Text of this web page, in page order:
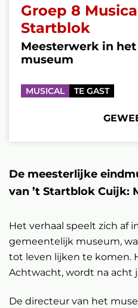
Groep 8
Startblok
Meesterwerk in
museum
MUSICAL TE GAST
De meesterlijke
van ’t Startblok Cuijk:
Het verhaal speelt zich af
gemeentelijk museum,
tot leven lijken te komen.
Achtwacht, wordt na acht
De directeur van het